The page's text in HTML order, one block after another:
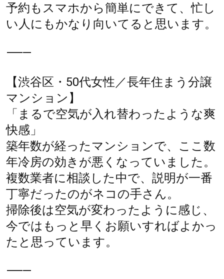
予約もスマホから簡単にできて、忙し
い人にもかなり向いてると思います。
⸻
【渋谷区・50代女性／長年住まう分譲
マンション】
「まるで空気が入れ替わったような爽
快感」
築年数が経ったマンションで、ここ数
年冷房の効きが悪くなっていました。
複数業者に相談した中で、説明が一番
丁寧だったのがネコの手さん。
掃除後は空気が変わったように感じ、
今ではもっと早くお願いすればよかっ
たと思っています。
⸻